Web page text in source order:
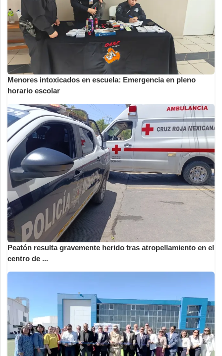
Menores intoxicados en escuela: Emergencia en pleno
horario escolar
Peatón resulta gravemente herido tras atropellamiento en el
centro de ...